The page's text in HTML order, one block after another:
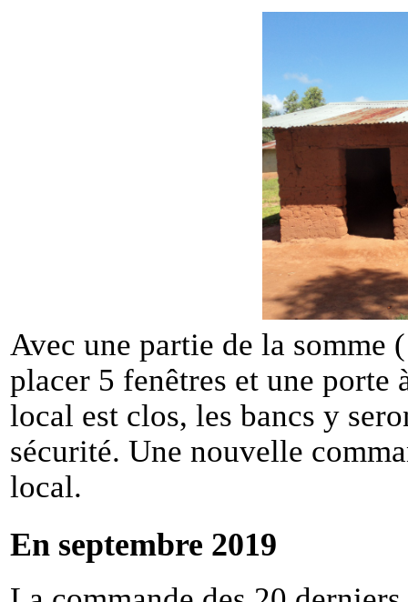
Avec une partie de la somme
placer 5 fenêtres et une porte
local est clos, les bancs y
sécurité. Une nouvelle
local.
En septembre 2019